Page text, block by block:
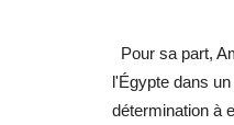
Pour sa part,
l'Égypte dans
détermination à